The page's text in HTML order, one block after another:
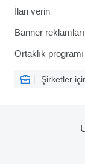
İlan verin
Banner reklamları
Ortaklık programı
Şirketler